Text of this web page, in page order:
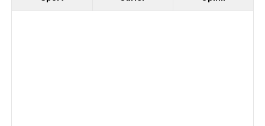
care urmărește să ofere tinerilor muzicieni oportunitatea